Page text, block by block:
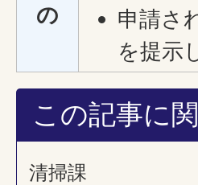
の
申請さ
を提示
この記事に
清掃課